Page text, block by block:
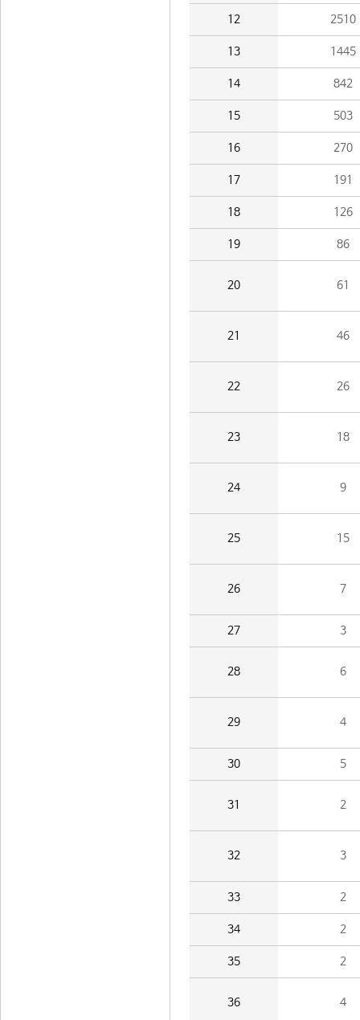
12 2510
13 1445
14 842
15 503
16 270
17 191
18 126
19 86
20 61
21 46
22 26
23 18
24 9
25 15
26 7
27 3
28 6
29 4
30 5
31 2
32 3
33 2
34 2
35 2
36 4